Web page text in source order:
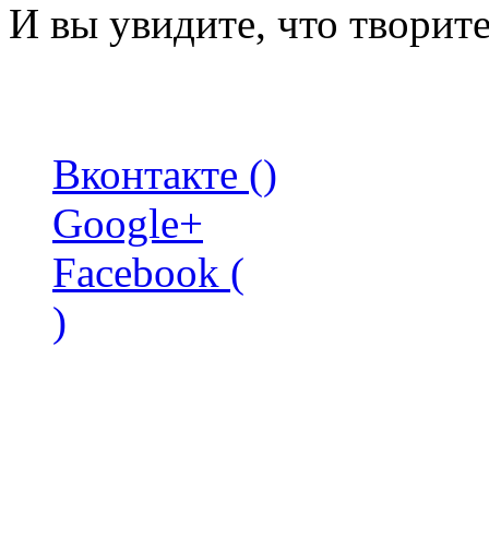
И вы увидите, что
Вконтакте ()
Google+
Facebook (
)